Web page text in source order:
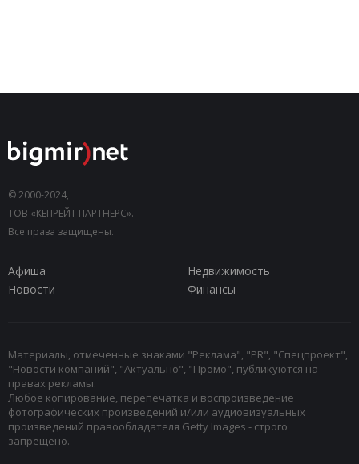
© 2000-2024,
ТОВ «КЕПРЕЙТ ПАРТНЕРС».
Все права защищены.
Афиша
Недвижимость
Новости
Финансы
Материалы, отмеченные знаками "Реклама", "PR", "Спецпроект",
"Новости компаний", "Актуально", "Промо", публикуются на
правах рекламы.
Любое копирование, перепечатка и воспроизведение
фотографических произведений и/или аудиовизуальных
произведений правообладателя Getty Images - строго
запрещено.